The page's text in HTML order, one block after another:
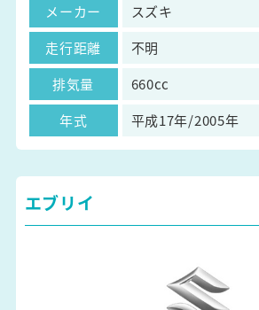
メーカー
スズキ
走行距離
不明
排気量
660cc
年式
平成17年/2005年
エブリイ